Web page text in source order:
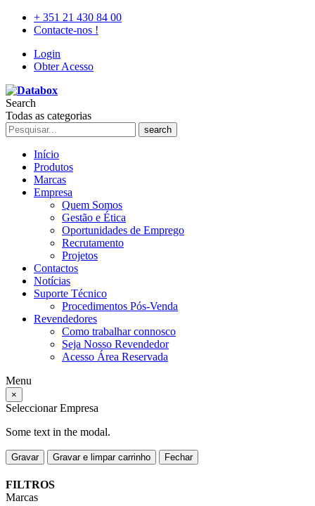
+ 351 21 430 84 00
Contacte-nos !
Login
Obter Acesso
Search
Todas as categorias
search
Início
Produtos
Marcas
Empresa
Quem Somos
Gestão e Ética
Oportunidades de Emprego
Recrutamento
Projetos
Contactos
Notícias
Suporte Técnico
Procedimentos Pós-Venda
Revendedores
Como trabalhar connosco
Seja Nosso Revendedor
Acesso Área Reservada
Menu
×
Seleccionar Empresa
Some text in the modal.
Gravar Gravar e limpar carrinho Fechar
FILTROS
Marcas